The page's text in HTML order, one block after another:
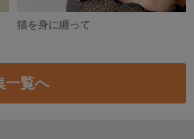
猫を身に纏って
一覧へ